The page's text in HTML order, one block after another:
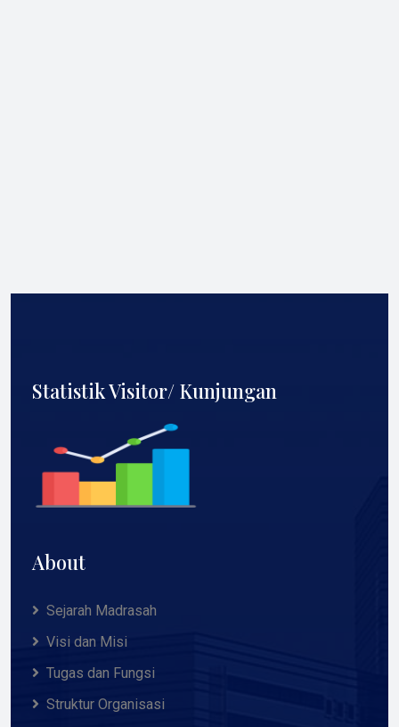
Statistik Visitor/ Kunjungan
About
Sejarah Madrasah
Visi dan Misi
Tugas dan Fungsi
Struktur Organisasi